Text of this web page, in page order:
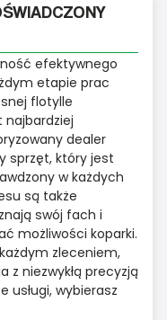
efektywnego
etapie prac
flotylle
dealer
sprzęt, który jest
w każdych
są także
swój fach i
możliwości koparki.
zleceniem,
z niezwykłą precyzją
usługi, wybierasz